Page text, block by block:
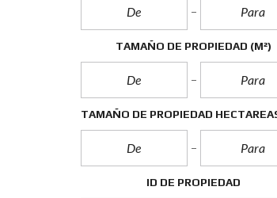
TAMAÑO DE PROPIEDAD (M²)
TAMAÑO DE PROPIEDAD
ID DE PROPIEDAD